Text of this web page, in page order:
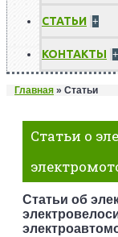
СТАТЬИ +
КОНТАКТЫ +
Главная » Статьи
Статьи о
Статьи об